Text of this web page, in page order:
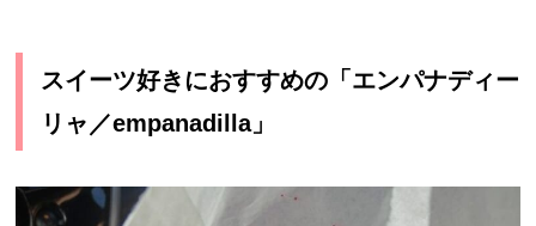
スイーツ好きにおすすめの「エンパナディー
リャ／empanadilla」